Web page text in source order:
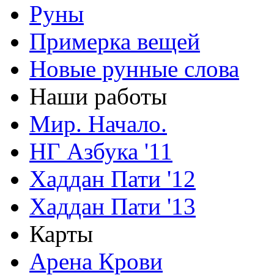
Руны
Примерка вещей
Новые рунные слова
Наши работы
Мир. Начало.
НГ Азбука '11
Хаддан Пати '12
Хаддан Пати '13
Карты
Арена Крови